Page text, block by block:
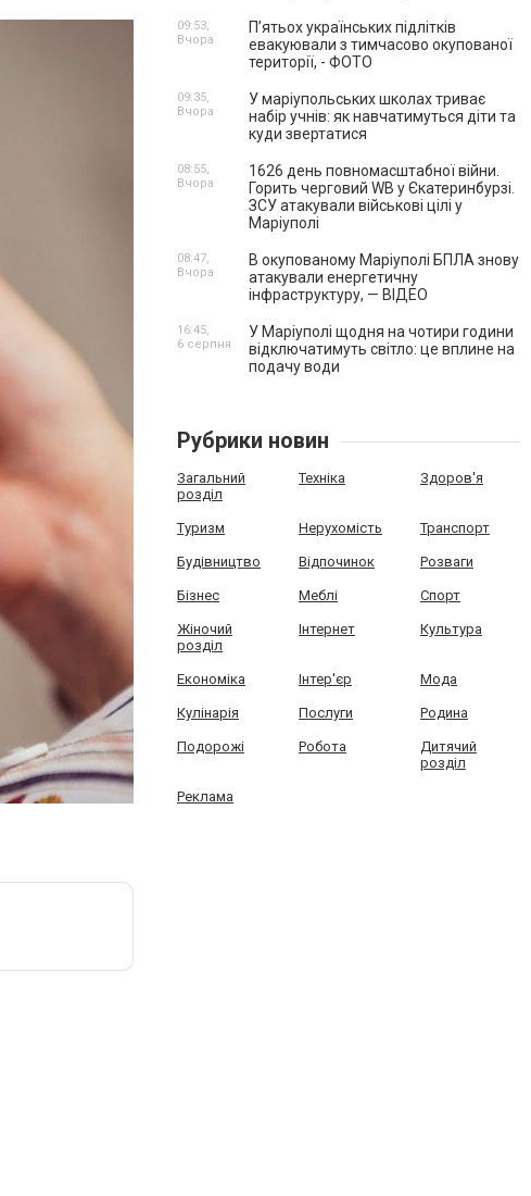
П’ятьох українських підлітків
евакуювали з тимчасово окупованої
території, - ФОТО
09:53,
Вчора
У маріупольських школах триває
набір учнів: як навчатимуться діти та
куди звертатися
09:35,
Вчора
1626 день повномасштабної війни.
Горить черговий WB у Єкатеринбурзі.
ЗСУ атакували військові цілі у
Маріуполі
08:55,
Вчора
В окупованому Маріуполі БПЛА знову
атакували енергетичну
інфраструктуру, — ВІДЕО
08:47,
Вчора
У Маріуполі щодня на чотири години
відключатимуть світло: це вплине на
подачу води
16:45,
6 серпня
Рубрики новин
Загальний
розділ
Техніка Здоров'я
Туризм Нерухомість Транспорт
Будівництво Відпочинок Розваги
Бізнес Меблі Спорт
Жіночий
розділ
Інтернет Культура
Економіка Інтер'єр Мода
Кулінарія Послуги Родина
Подорожі Робота
Дитячий
розділ
Реклама